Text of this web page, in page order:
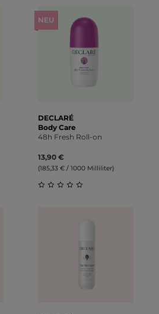
NEU
DECLARÉ
Body Care
48h Fresh Roll-on
13,90 €
(185,33 € / 1000 Milliliter)